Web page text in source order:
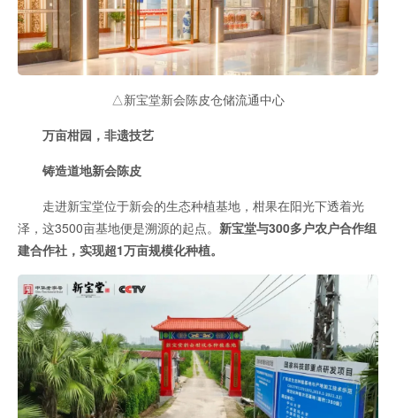
△新宝堂新会陈皮仓储流通中心
万亩柑园，非遗技艺
铸造道地新会陈皮
走进新宝堂位于新会的生态种植基地，柑果在阳光下透着光
泽，这3500亩基地便是溯源的起点。 新宝堂与300多户农户合作组
建合作社，实现超1万亩规模化种植。